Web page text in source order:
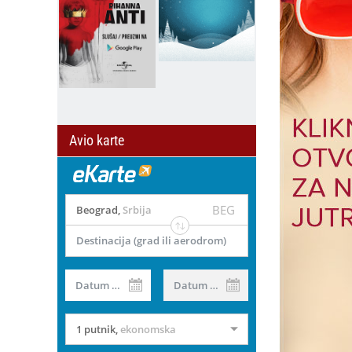
Avio karte
Beograd, Srbija BEG
Destinacija (grad ili aerodrom)
Datum od Datum do
1 putnik,ekonomska